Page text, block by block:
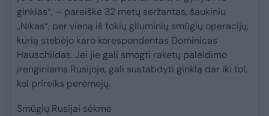
ginklas“, – pareiškė 32 metų seržantas, šaukiniu
„Nikas“, per vieną iš tokių giluminių smūgių operacijų,
kurią stebėjo karo korespondentas Dominicas
Hauschildas. Jei jie gali smogti raketų paleidimo
įrenginiams Rusijoje, gali sustabdyti ginklą dar iki tol,
kol prireiks perėmėjų.
Smūgių Rusijai sėkmė